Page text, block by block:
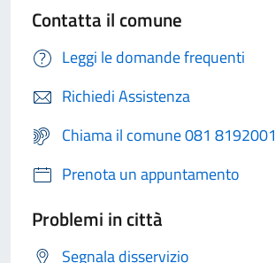
Contatta il comune
Leggi le domande frequenti
Richiedi Assistenza
Chiama il comune 081 8192001
Prenota un appuntamento
Problemi in città
Segnala disservizio